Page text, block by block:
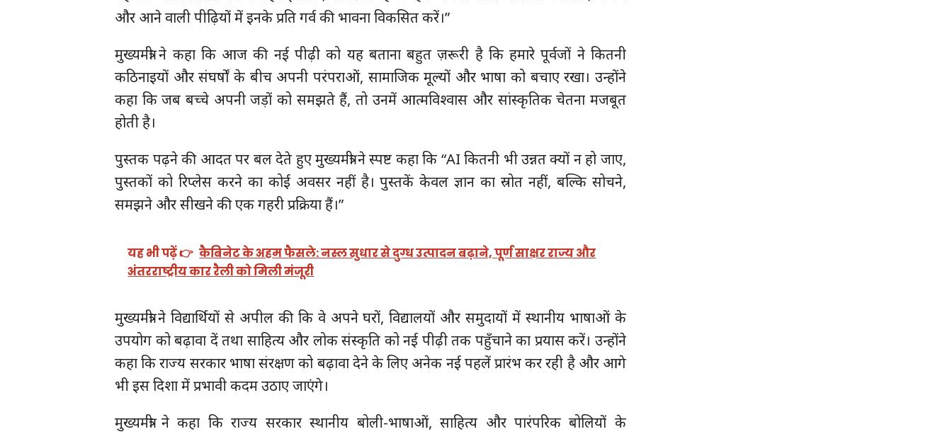
और आने वाली पीढ़ियों में इनके प्रति गर्व की भावना विकसित करें।”
मुख्यमंत्री ने कहा कि आज की नई पीढ़ी को यह बताना बहुत ज़रूरी है कि हमारे पूर्वजों ने कितनी
कठिनाइयों और संघर्षों के बीच अपनी परंपराओं, सामाजिक मूल्यों और भाषा को बचाए रखा। उन्होंने
कहा कि जब बच्चे अपनी जड़ों को समझते हैं, तो उनमें आत्मविश्वास और सांस्कृतिक चेतना मजबूत
होती है।
पुस्तक पढ़ने की आदत पर बल देते हुए मुख्यमंत्री ने स्पष्ट कहा कि “AI कितनी भी उन्नत क्यों न हो जाए,
पुस्तकों को रिप्लेस करने का कोई अवसर नहीं है। पुस्तकें केवल ज्ञान का स्रोत नहीं, बल्कि सोचने,
समझने और सीखने की एक गहरी प्रक्रिया हैं।”
यह भी पढ़ें 👉 कैबिनेट के अहम फैसले: नस्ल सुधार से दुग्ध उत्पादन बढ़ाने, पूर्ण साक्षर राज्य और
अंतरराष्ट्रीय कार रैली को मिली मंजूरी
मुख्यमंत्री ने विद्यार्थियों से अपील की कि वे अपने घरों, विद्यालयों और समुदायों में स्थानीय भाषाओं के
उपयोग को बढ़ावा दें तथा साहित्य और लोक संस्कृति को नई पीढ़ी तक पहुँचाने का प्रयास करें। उन्होंने
कहा कि राज्य सरकार भाषा संरक्षण को बढ़ावा देने के लिए अनेक नई पहलें प्रारंभ कर रही है और आगे
भी इस दिशा में प्रभावी कदम उठाए जाएंगे।
मुख्यमंत्री ने कहा कि राज्य सरकार स्थानीय बोली-भाषाओं, साहित्य और पारंपरिक बोलियों के